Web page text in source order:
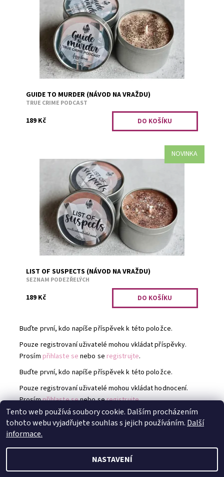
Dostupnost:
Předobjednávka
3251
GUIDE TO MURDER (NÁVOD NA VRAŽDU)
TRUE CRIME PODCAST
189 Kč
NOVINKA
Vanilkové sušenky se slaným karamelem.
Předobjednávka
3252
LIST OF SUSPECTS (NÁVOD NA VRAŽDU)
SEZNAM PODEZŘELÝCH
189 Kč
Buďte první, kdo napíše příspěvek k této položce.
Pouze registrovaní uživatelé mohou vkládat příspěvky.
Prosím přihlaste se nebo se registrujte.
Buďte první, kdo napíše příspěvek k této položce.
Pouze registrovaní uživatelé mohou vkládat hodnocení.
Prosímpřihlaste senebo seregistrujte.
Instagram @TheAbyssix
2026 © Abyss Candle, všechna práva vyhrazena
Tento web používá soubory cookie. Dalším procházením
tohoto webu vyjadřujete souhlas s jejich používáním. Další
informace.
NASTAVENÍ